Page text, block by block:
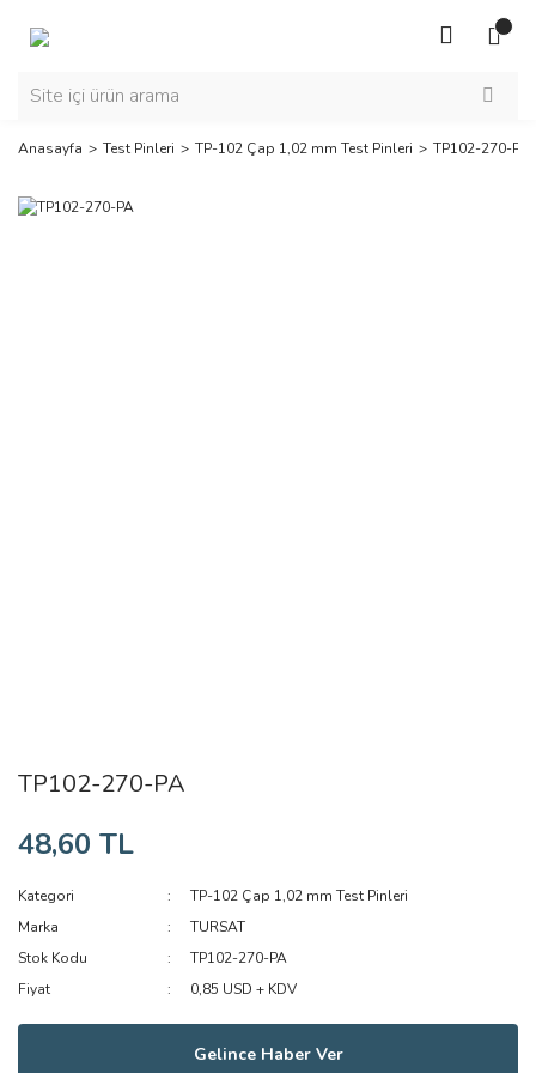
Anasayfa Test Pinleri TP-102 Çap 1,02 mm Test Pinleri TP102-270-PA
TP102-270-PA
48,60 TL
Kategori
TP-102 Çap 1,02 mm Test Pinleri
Marka
TURSAT
Stok Kodu
TP102-270-PA
Fiyat
0,85 USD + KDV
Gelince Haber Ver